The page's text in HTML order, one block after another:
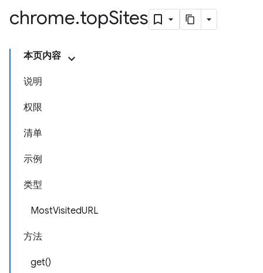
chrome.topSites
本页内容
说明
权限
清单
示例
类型
MostVisitedURL
方法
get()